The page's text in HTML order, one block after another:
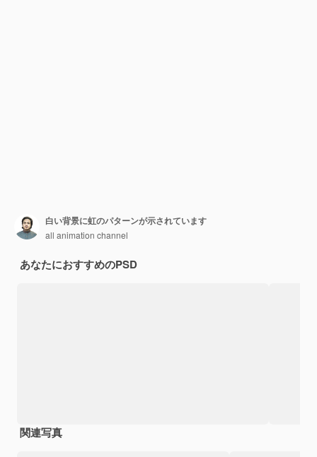
白い背景に虹のパターンが示されています
all animation channel
あなたにおすすめのPSD
関連写真